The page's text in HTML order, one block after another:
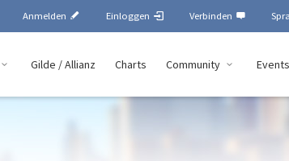
Anmelden Einloggen Verbinden
Gilde / Allianz Charts Community Events